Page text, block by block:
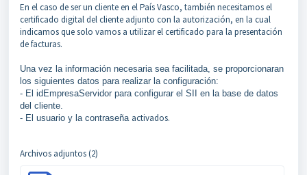
En el caso de ser un cliente en el País Vasco, también necesitamos el
certificado digital del cliente adjunto con la autorización, en la cual
indicamos que solo vamos a utilizar el certificado para la presentación
de facturas.
Una vez la información necesaria sea facilitada, se proporcionaran
los siguientes datos para realizar la configuración:
- El idEmpresaServidor para configurar el SII en la base de datos
del cliente.
- El usuario y la contraseña activados.
Archivos adjuntos (2)